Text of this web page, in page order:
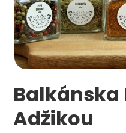
Balkánska
Adžikou